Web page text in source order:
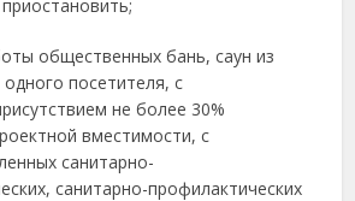
общественных бань, саун из
посетителя, с
не более 30%
вместимости, с
санитарно-
санитарно-профилактических